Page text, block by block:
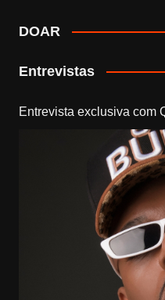
DOAR
Entrevistas
Entrevista exclusiva com